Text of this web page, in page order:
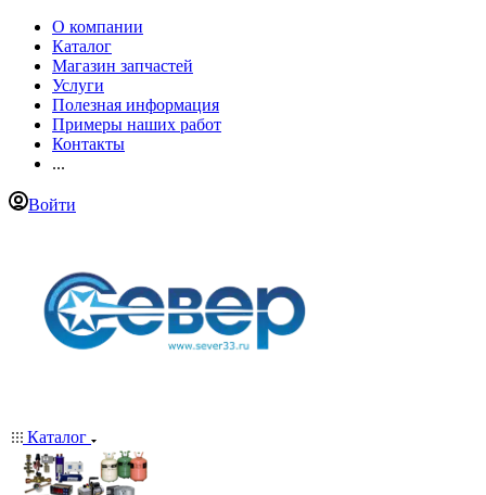
О компании
Каталог
Магазин запчастей
Услуги
Полезная информация
Примеры наших работ
Контакты
...
Войти
Каталог